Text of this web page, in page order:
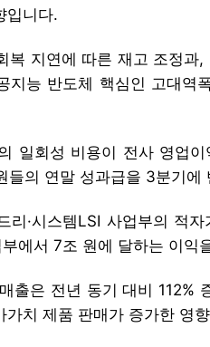
입니다.
복 지연에 따른 재고 조정
지능 반도체 핵심인 고대역
일회성 비용이 전사 영업
들의 연말 성과급을 3분기에
리·시스템LSI 사업부의 적
에서 7조 원에 달하는 이익
출은 전년 동기 대비 112%
치 제품 판매가 증가한 영